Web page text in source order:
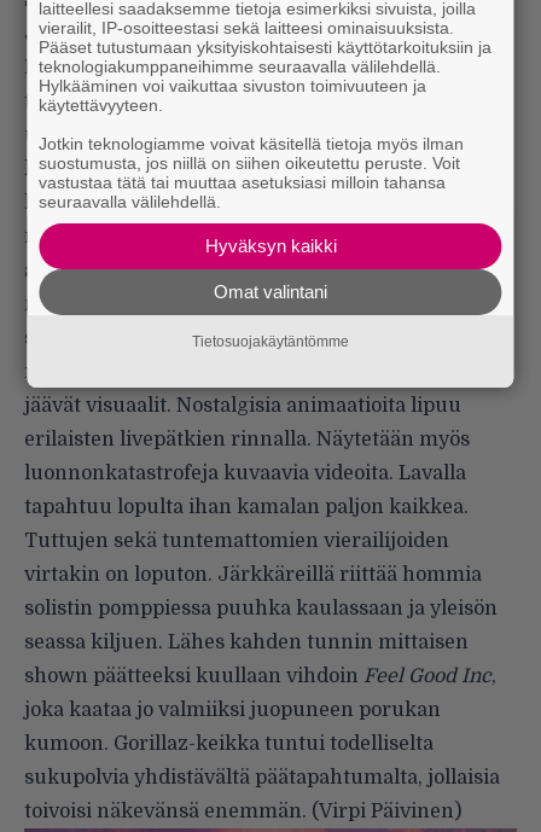
Joukossa näkyy myös vanhempia Blur-faneja.
Damon Albarnin luotsaaman Gorillaz-yhtyeen
taival on ollut pitkä, enkä suoraan sanottuna
uskonut, että projekti olisi näin kestävä. Tunnen
levyjen biiseistä vain murto-osan, joten keskityn
lähinnä nauttimaan tunnelmista, jotka vaihtelevat
riehakkaasta melankoliseen. Musiikillisesti keikka
antaa parastaan. Huomaan vihdoin, kuinka
monipuolinen artisti Damon on, luoviessaan
suvereenisti pop-hörhöilyn ja orgaanisen
rytmimusiikin välimaastossa. Parhaiten mieleen
jäävät visuaalit. Nostalgisia animaatioita lipuu
erilaisten livepätkien rinnalla. Näytetään myös
luonnonkatastrofeja kuvaavia videoita. Lavalla
tapahtuu lopulta ihan kamalan paljon kaikkea.
Tuttujen sekä tuntemattomien vierailijoiden
virtakin on loputon. Järkkäreillä riittää hommia
solistin pomppiessa puuhka kaulassaan ja yleisön
seassa kiljuen. Lähes kahden tunnin mittaisen
shown päätteeksi kuullaan vihdoin Feel Good Inc,
joka kaataa jo valmiiksi juopuneen porukan
kumoon. Gorillaz-keikka tuntui todelliselta
sukupolvia yhdistävältä päätapahtumalta, jollaisia
toivoisi näkevänsä enemmän. (Virpi Päivinen)
laitteellesi saadaksemme tietoja esimerkiksi sivuista, joilla
vierailit, IP-osoitteestasi sekä laitteesi ominaisuuksista.
Pääset tutustumaan yksityiskohtaisesti käyttötarkoituksiin ja
teknologiakumppaneihimme seuraavalla välilehdellä.
Hylkääminen voi vaikuttaa sivuston toimivuuteen ja
käytettävyyteen.
Jotkin teknologiamme voivat käsitellä tietoja myös ilman
suostumusta, jos niillä on siihen oikeutettu peruste. Voit
vastustaa tätä tai muuttaa asetuksiasi milloin tahansa
seuraavalla välilehdellä.
Hyväksyn kaikki
Omat valintani
Tietosuojakäytäntömme